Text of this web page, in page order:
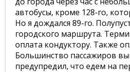
автобусы, кроме 128-го,
Но я дождался 89-го.
городского маршрута.
оплата кондуктору. Также
Большинство пассажиров
предупредил, что едем на